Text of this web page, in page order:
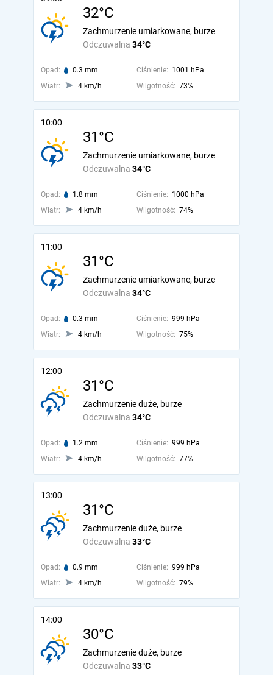
32°C
Odczuwalna 34°C
Zachmurzenie umiarkowane, burze
Opad: 0.3 mm Ciśnienie: 1001 hPa
Wiatr:
4 km/h Wilgotność: 73%
10:00
31°C
Odczuwalna 34°C
Zachmurzenie umiarkowane, burze
Opad: 1.8 mm Ciśnienie: 1000 hPa
Wiatr:
4 km/h Wilgotność: 74%
11:00
31°C
Odczuwalna 34°C
Zachmurzenie umiarkowane, burze
Opad: 0.3 mm Ciśnienie: 999 hPa
Wiatr:
4 km/h Wilgotność: 75%
12:00
31°C
Odczuwalna 34°C
Zachmurzenie duże, burze
Opad: 1.2 mm Ciśnienie: 999 hPa
Wiatr:
4 km/h Wilgotność: 77%
13:00
31°C
Odczuwalna 33°C
Zachmurzenie duże, burze
Opad: 0.9 mm Ciśnienie: 999 hPa
Wiatr:
4 km/h Wilgotność: 79%
14:00
30°C
Odczuwalna 33°C
Zachmurzenie duże, burze